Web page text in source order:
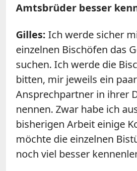
Amtsbrüder besser
Gilles: Ich werde sicher
einzelnen Bischöfen das
suchen. Ich werde die
bitten, mir jeweils ein
Ansprechpartner in ihrer
nennen. Zwar habe ich
bisherigen Arbeit einige
möchte die einzelnen
noch viel besser